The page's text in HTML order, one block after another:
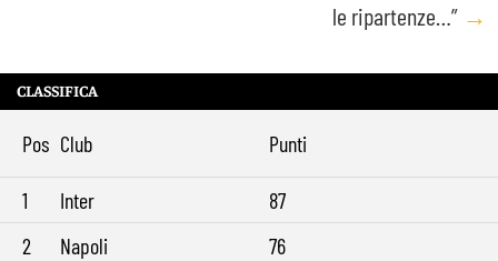
le ripartenze…” →
CLASSIFICA
Pos Club Punti
1 Inter
87
2
Napoli
76